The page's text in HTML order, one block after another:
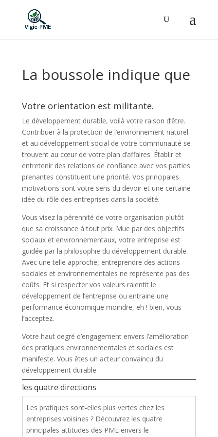
La boussole indique que
Votre orientation est militante.
Le développement durable, voilà votre raison d’être.
Contribuer à la protection de l’environnement naturel
et au développement social de votre communauté se
trouvent au cœur de votre plan d’affaires. Établir et
entretenir des relations de confiance avec vos parties
prenantes constituent une priorité. Vos principales
motivations sont votre sens du devoir et une certaine
idée du rôle des entreprises dans la société.
Vous visez la pérennité de votre organisation plutôt
que sa croissance à tout prix. Mue par des objectifs
sociaux et environnementaux, votre entreprise est
guidée par la philosophie du développement durable.
Avec une telle approche, entreprendre des actions
sociales et environnementales ne représente pas des
coûts. Et si respecter vos valeurs ralentit le
développement de l’entreprise ou entraine une
performance économique moindre, eh ! bien, vous
l’acceptez.
Votre haut degré d’engagement envers l’amélioration
des pratiques environnementales et sociales est
manifeste. Vous êtes un acteur convaincu du
développement durable.
les quatre directions
Les pratiques sont-elles plus vertes chez les
entreprises voisines ? Découvrez les quatre
principales attitudes des PME envers le